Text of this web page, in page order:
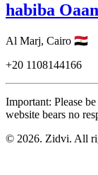
habiba
Al Marj, Cairo 🇪🇬
+20 1108144166
Important: Please
website bears no
© 2026. Zidvi. All